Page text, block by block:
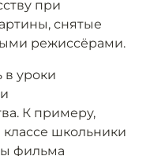
при
снятые
режиссёрами.
в уроки
К примеру,
школьники
фильма